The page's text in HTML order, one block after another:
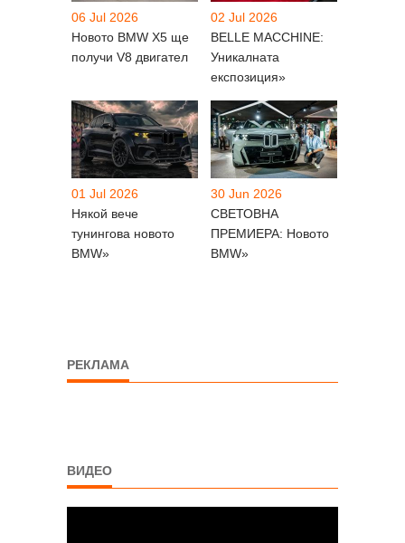
06 Jul 2026
Новото BMW X5 ще
получи V8 двигател
02 Jul 2026
BELLE MACCHINE:
Уникалната
експозиция»
01 Jul 2026
Някой вече
тунингова новото
BMW»
30 Jun 2026
СВЕТОВНА
ПРЕМИЕРА: Новото
BMW»
РЕКЛАМА
ВИДЕО